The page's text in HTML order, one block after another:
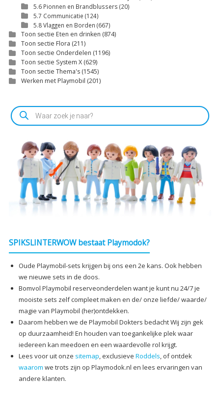
5.6 Pionnen en Brandblussers (20)
5.7 Communicatie (124)
5.8 Vlaggen en Borden (667)
Toon sectie Eten en drinken (874)
Toon sectie Flora (211)
Toon sectie Onderdelen (1196)
Toon sectie System X (629)
Toon sectie Thema's (1545)
Werken met Playmobil (201)
Producten
zoeken
SPIKSLINTERWOW bestaat Playmodok?
Oude Playmobil-sets krijgen bij ons een 2e kans. Ook hebben
we nieuwe sets in de doos.
Bomvol Playmobil reserveonderdelen want je kunt nu 24/7 je
mooiste sets zelf compleet maken en de/ onze liefde/ waarde/
magie van Playmobil (her)ontdekken.
Daarom hebben we de Playmobil Dokters bedacht Wij zijn gek
op duurzaamheid! En houden van toegankelijke plek waar
iedereen kan meedoen en een waardevolle rol krijgt.
Lees voor uit onze sitemap, exclusieve Roddels, of ontdek
waarom we trots zijn op Playmodok.nl en lees ervaringen van
andere klanten.